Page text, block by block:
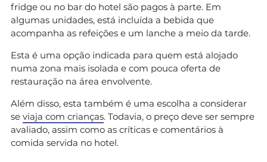
fridge ou no bar do hotel são pagos à parte. Em
algumas unidades, está incluída a bebida que
acompanha as refeições e um lanche a meio da tarde.
Esta é uma opção indicada para quem está alojado
numa zona mais isolada e com pouca oferta de
restauração na área envolvente.
Além disso, esta também é uma escolha a considerar
se viaja com crianças. Todavia, o preço deve ser sempre
avaliado, assim como as críticas e comentários à
comida servida no hotel.